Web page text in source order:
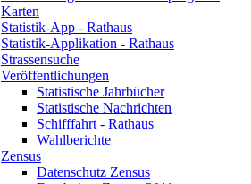
Karten
Statistik-App - Rathaus
Statistik-Applikation - Rathaus
Strassensuche
Veröffentlichungen
Statistische Jahrbücher
Statistische Nachrichten
Schifffahrt - Rathaus
Wahlberichte
Zensus
Datenschutz Zensus